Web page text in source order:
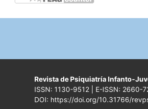
Revista de Psiquiatría Infanto-
ISSN: 1130-9512 | E-ISSN: 2660-
DOI: https://doi.org/10.31766/